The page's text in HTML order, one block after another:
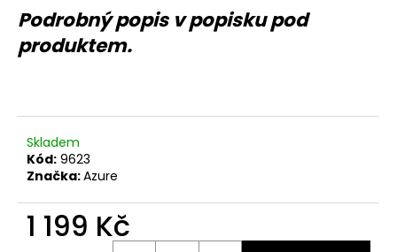
Podrobný popis v popisku pod
produktem.
Skladem
Kód: 9623
Značka:Azure
1 199 Kč
m
e